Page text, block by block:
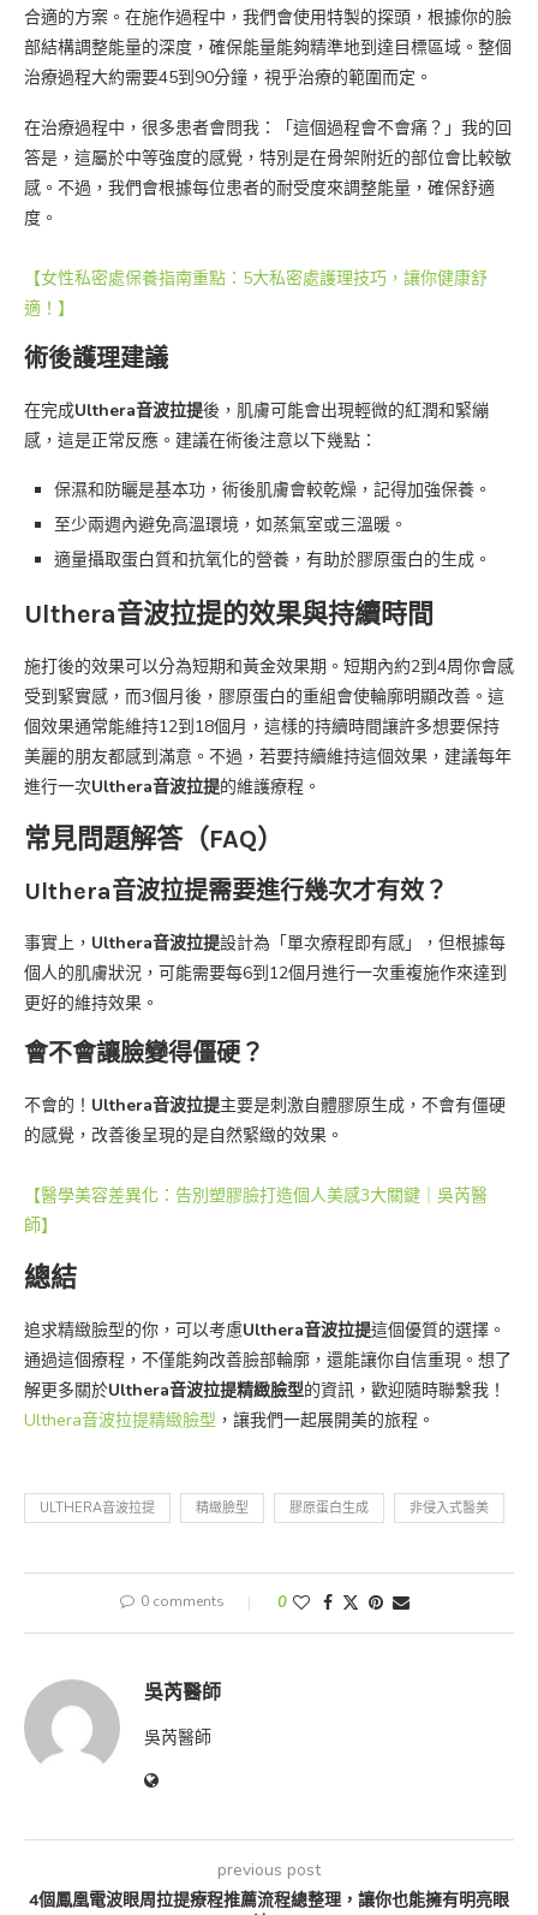
合適的方案。在施作過程中，我們會使用特製的探頭，根據你的臉
部結構調整能量的深度，確保能量能夠精準地到達目標區域。整個
治療過程大約需要45到90分鐘，視乎治療的範圍而定。
在治療過程中，很多患者會問我：「這個過程會不會痛？」我的回
答是，這屬於中等強度的感覺，特別是在骨架附近的部位會比較敏
感。不過，我們會根據每位患者的耐受度來調整能量，確保舒適
度。
【女性私密處保養指南重點：5大私密處護理技巧，讓你健康舒
適！】
術後護理建議
在完成Ulthera音波拉提後，肌膚可能會出現輕微的紅潤和緊繃
感，這是正常反應。建議在術後注意以下幾點：
保濕和防曬是基本功，術後肌膚會較乾燥，記得加強保養。
至少兩週內避免高溫環境，如蒸氣室或三溫暖。
適量攝取蛋白質和抗氧化的營養，有助於膠原蛋白的生成。
Ulthera音波拉提的效果與持續時間
施打後的效果可以分為短期和黃金效果期。短期內約2到4周你會感
受到緊實感，而3個月後，膠原蛋白的重組會使輪廓明顯改善。這
個效果通常能維持12到18個月，這樣的持續時間讓許多想要保持
美麗的朋友都感到滿意。不過，若要持續維持這個效果，建議每年
進行一次Ulthera音波拉提的維護療程。
常見問題解答（FAQ）
Ulthera音波拉提需要進行幾次才有效？
事實上， Ulthera音波拉提設計為「單次療程即有感」，但根據每
個人的肌膚狀況，可能需要每6到12個月進行一次重複施作來達到
更好的維持效果。
會不會讓臉變得僵硬？
不會的！ Ulthera音波拉提主要是刺激自體膠原生成，不會有僵硬
的感覺，改善後呈現的是自然緊緻的效果。
【醫學美容差異化：告別塑膠臉打造個人美感3大關鍵｜吳芮醫
師】
總結
追求精緻臉型的你，可以考慮Ulthera音波拉提這個優質的選擇。
通過這個療程，不僅能夠改善臉部輪廓，還能讓你自信重現。想了
解更多關於Ulthera音波拉提精緻臉型的資訊，歡迎隨時聯繫我！
Ulthera音波拉提精緻臉型 ，讓我們一起展開美的旅程。
ULTHERA音波拉提 精緻臉型 膠原蛋白生成 非侵入式醫美
0 comments 0
吳芮醫師
吳芮醫師
previous post
4個鳳凰電波眼周拉提療程推薦流程總整理，讓你也能擁有明亮眼